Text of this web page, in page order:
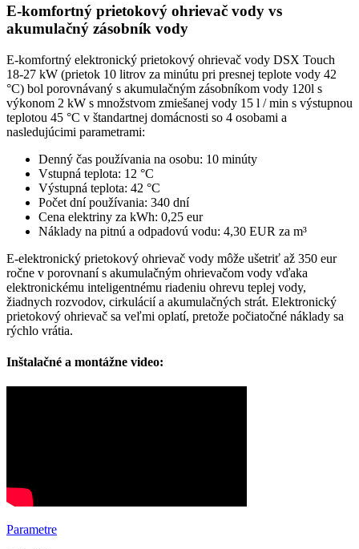
E-komfortný prietokový ohrievač vody vs
akumulačný zásobník vody
E-komfortný elektronický prietokový ohrievač vody DSX Touch
18-27 kW (prietok 10 litrov za minútu pri presnej teplote vody 42
°C) bol porovnávaný s akumulačným zásobníkom vody 120l s
výkonom 2 kW s množstvom zmiešanej vody 15 l / min s výstupnou
teplotou 45 °C v štandartnej domácnosti so 4 osobami a
nasledujúcimi parametrami:
Denný čas používania na osobu: 10 minúty
Vstupná teplota: 12 °C
Výstupná teplota: 42 °C
Počet dní používania: 340 dní
Cena elektriny za kWh: 0,25 eur
Náklady na pitnú a odpadovú vodu: 4,30 EUR za m³
E-elektronický prietokový ohrievač vody môže ušetriť až 350 eur
ročne v porovnaní s akumulačným ohrievačom vody vďaka
elektronickému inteligentnému riadeniu ohrevu teplej vody,
žiadnych rozvodov, cirkulácií a akumulačných strát. Elektronický
prietokový ohrievač sa veľmi oplatí, pretože počiatočné náklady sa
rýchlo vrátia.
Inštalačné a montážne video:
Parametre